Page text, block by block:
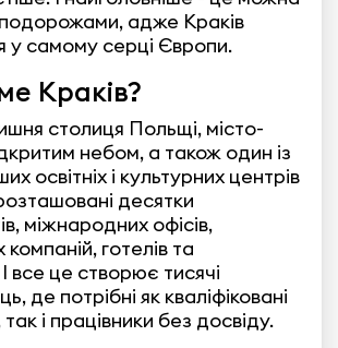
адже Краків
у самому серці Європи.
Краків?
столиця Польщі, місто-
небом, а також один із
освітніх і культурних центрів
десятки
міжнародних офісів,
готелів та
все це створює тисячі
де потрібні як кваліфіковані
так і працівники без досвіду.